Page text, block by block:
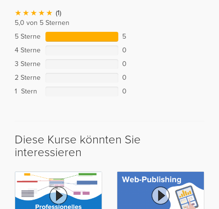
(1)
5,0 von 5 Sternen
5 Sterne
5
4 Sterne
0
3 Sterne
0
2 Sterne
0
1 Stern
0
Diese Kurse könnten Sie
interessieren